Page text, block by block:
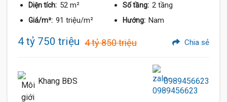
Diện tích: 52 m² Số tầng: 2 tầng
Giá/m²: 91 triệu/m² Hướng: Nam
4 tỷ 750 triệu 4 tỷ 850 triệu Chia sẻ
Khang BĐS 0989456623